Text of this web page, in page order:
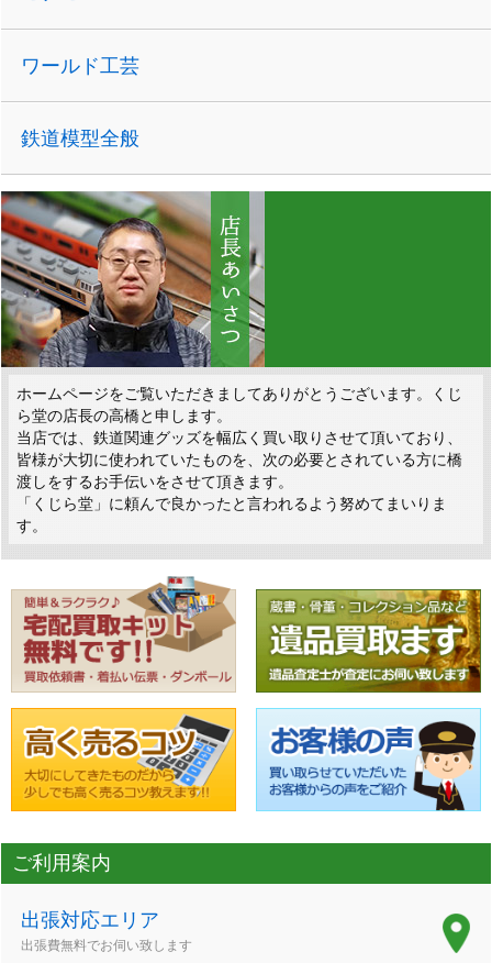
ワールド工芸
鉄道模型全般
ホームページをご覧いただきましてありがとうございます。くじ
ら堂の店長の高橋と申します。
当店では、鉄道関連グッズを幅広く買い取りさせて頂いており、
皆様が大切に使われていたものを、次の必要とされている方に橋
渡しをするお手伝いをさせて頂きます。
「くじら堂」に頼んで良かったと言われるよう努めてまいりま
す。
ご利用案内
出張対応エリア
出張費無料でお伺い致します